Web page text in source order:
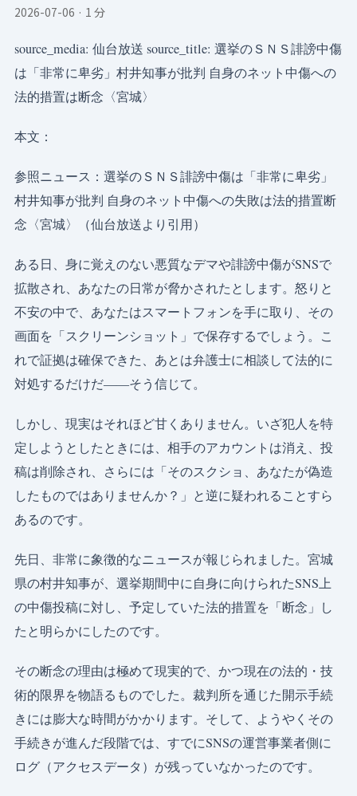
2026-07-06 · 1 分
source_media: 仙台放送 source_title: 選挙のＳＮＳ誹謗中傷
は「非常に卑劣」村井知事が批判 自身のネット中傷への
法的措置は断念〈宮城〉
本文：
参照ニュース：選挙のＳＮＳ誹謗中傷は「非常に卑劣」
村井知事が批判 自身のネット中傷への失敗は法的措置断
念〈宮城〉（仙台放送より引用）
ある日、身に覚えのない悪質なデマや誹謗中傷がSNSで
拡散され、あなたの日常が脅かされたとします。怒りと
不安の中で、あなたはスマートフォンを手に取り、その
画面を「スクリーンショット」で保存するでしょう。こ
れで証拠は確保できた、あとは弁護士に相談して法的に
対処するだけだ――そう信じて。
しかし、現実はそれほど甘くありません。いざ犯人を特
定しようとしたときには、相手のアカウントは消え、投
稿は削除され、さらには「そのスクショ、あなたが偽造
したものではありませんか？」と逆に疑われることすら
あるのです。
先日、非常に象徴的なニュースが報じられました。宮城
県の村井知事が、選挙期間中に自身に向けられたSNS上
の中傷投稿に対し、予定していた法的措置を「断念」し
たと明らかにしたのです。
その断念の理由は極めて現実的で、かつ現在の法的・技
術的限界を物語るものでした。裁判所を通じた開示手続
きには膨大な時間がかかります。そして、ようやくその
手続きが進んだ段階では、すでにSNSの運営事業者側に
ログ（アクセスデータ）が残っていなかったのです。